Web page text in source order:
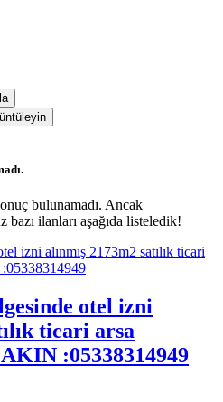
bulunamadı. Ancak
ilanları aşağıda listeledik!
otel izni
ticari arsa
:05338314949